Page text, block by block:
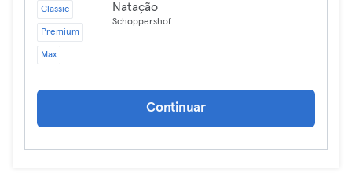
Classic
Premium
Max
Natação
Schoppershof
Continuar